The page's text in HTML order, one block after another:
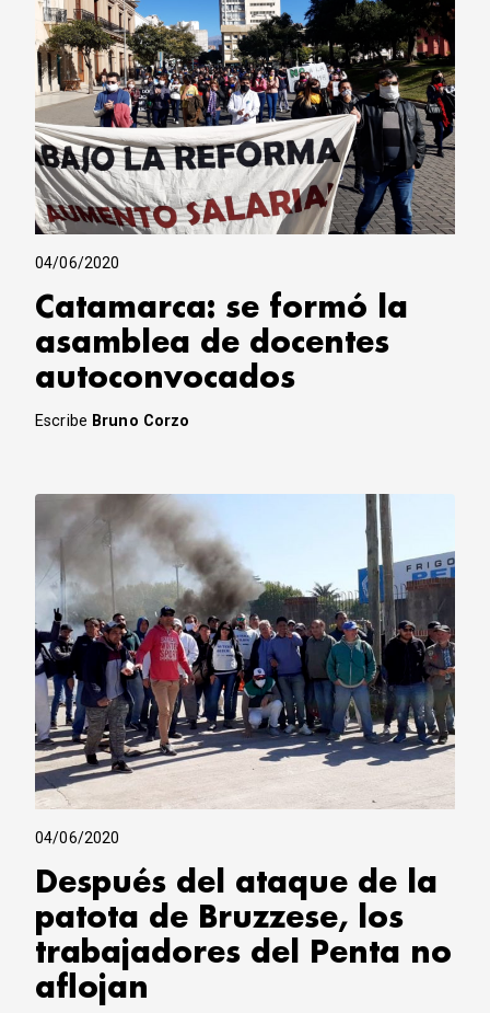
04/06/2020
Catamarca: se formó la
asamblea de docentes
autoconvocados
Escribe Bruno Corzo
04/06/2020
Después del ataque de la
patota de Bruzzese, los
trabajadores del Penta no
aflojan